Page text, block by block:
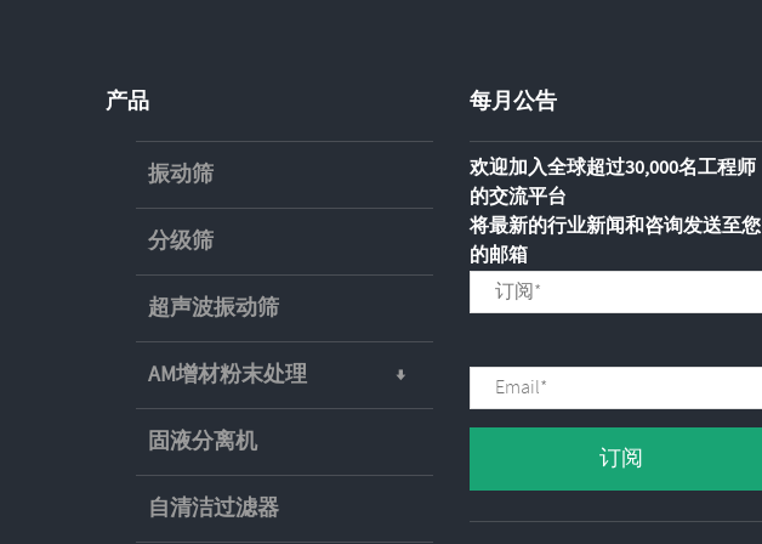
产品
振动筛
分级筛
超声波振动筛
AM增材粉末处理
固液分离机
自清洁过滤器
每月公告
欢迎加入全球超过30,000名工程师
的交流平台
将最新的行业新闻和咨询发送至您
的邮箱